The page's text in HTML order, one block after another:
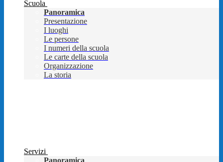
Scuola
Panoramica
Presentazione
I luoghi
Le persone
I numeri della scuola
Le carte della scuola
Organizzazione
La storia
Servizi